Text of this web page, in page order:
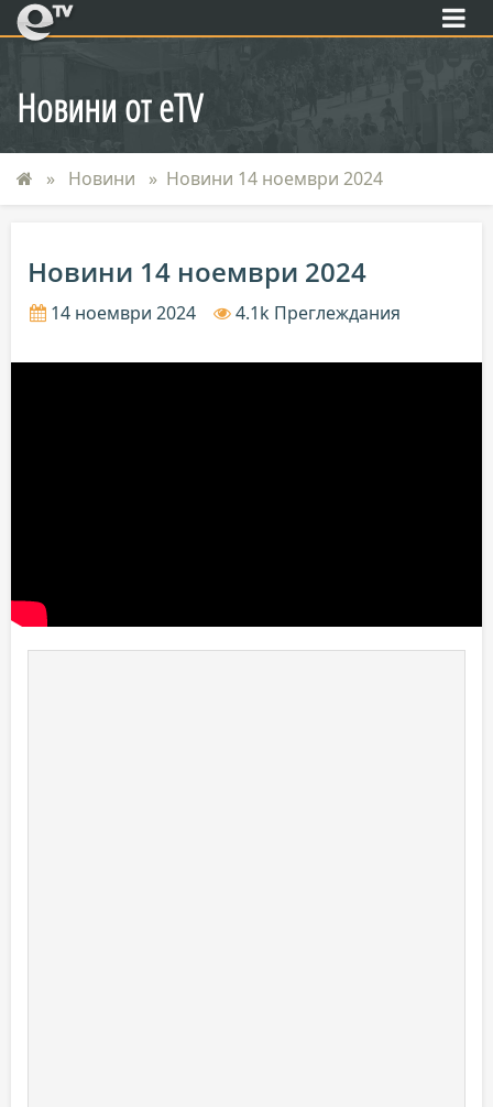
eTV
Новини от eTV
Новини Новини 14 ноември 2024
Новини 14 ноември 2024
14 ноември 2024 4.1k Преглеждания